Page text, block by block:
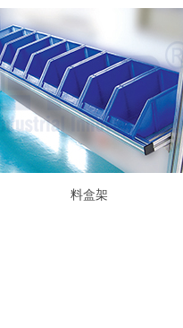
料盒架